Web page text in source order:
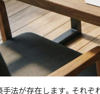
法が存在します。それ